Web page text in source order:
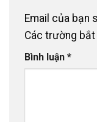
Email của bạn
Các trường
Bình luận *